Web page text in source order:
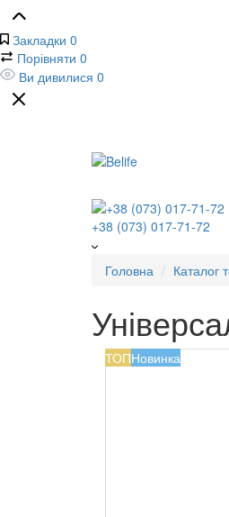
Закладки 0
Порівняти 0
Ви дивилися 0
+38 (073) 017-71-72
Головна Каталог
ТОПНовинка